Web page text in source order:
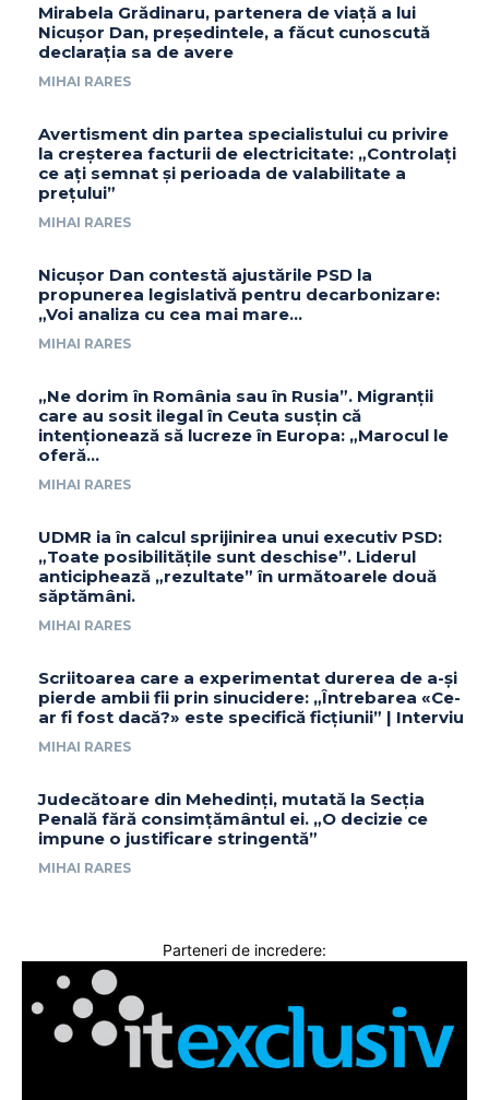
Mirabela Grădinaru, partenera de viață a lui
Nicușor Dan, președintele, a făcut cunoscută
declarația sa de avere
MIHAI RARES
Avertisment din partea specialistului cu privire
la creșterea facturii de electricitate: „Controlați
ce ați semnat și perioada de valabilitate a
prețului”
MIHAI RARES
Nicușor Dan contestă ajustările PSD la
propunerea legislativă pentru decarbonizare:
„Voi analiza cu cea mai mare…
MIHAI RARES
„Ne dorim în România sau în Rusia”. Migranții
care au sosit ilegal în Ceuta susțin că
intenționează să lucreze în Europa: „Marocul le
oferă...
MIHAI RARES
UDMR ia în calcul sprijinirea unui executiv PSD:
„Toate posibilitățile sunt deschise”. Liderul
anticiphează „rezultate” în următoarele două
săptămâni.
MIHAI RARES
Scriitoarea care a experimentat durerea de a-și
pierde ambii fii prin sinucidere: „Întrebarea «Ce-
ar fi fost dacă?» este specifică ficțiunii” | Interviu
MIHAI RARES
Judecătoare din Mehedinți, mutată la Secția
Penală fără consimțământul ei. „O decizie ce
impune o justificare stringentă”
MIHAI RARES
Parteneri de incredere: